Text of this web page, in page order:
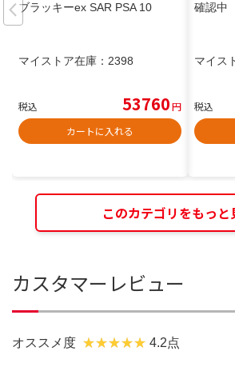
ブラッキーex SAR PSA 10
マイストア在庫： 2398
税込 53760円
カートに入れる
確認中
マイス
税込
このカテゴリをもっと
カスタマーレビュー
オススメ度 4.2点